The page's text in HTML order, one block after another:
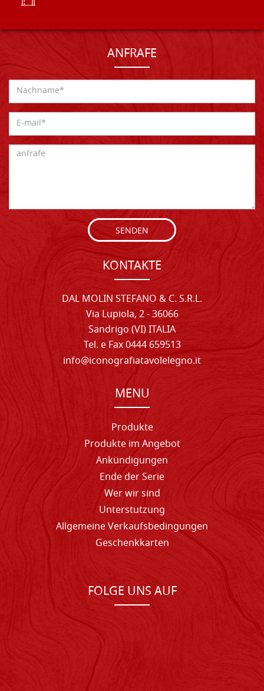
ANFRAFE
SENDEN
KONTAKTE
DAL MOLIN STEFANO & C. S.R.L.
Via Lupiola, 2 - 36066
Sandrigo (VI) ITALIA
Tel. e Fax 0444 659513
info@iconografiatavolelegno.it
MENU
Produkte
Produkte im Angebot
Ankündigungen
Ende der Serie
Wer wir sind
Unterstutzung
Allgemeine Verkaufsbedingungen
Geschenkkarten
FOLGE UNS AUF